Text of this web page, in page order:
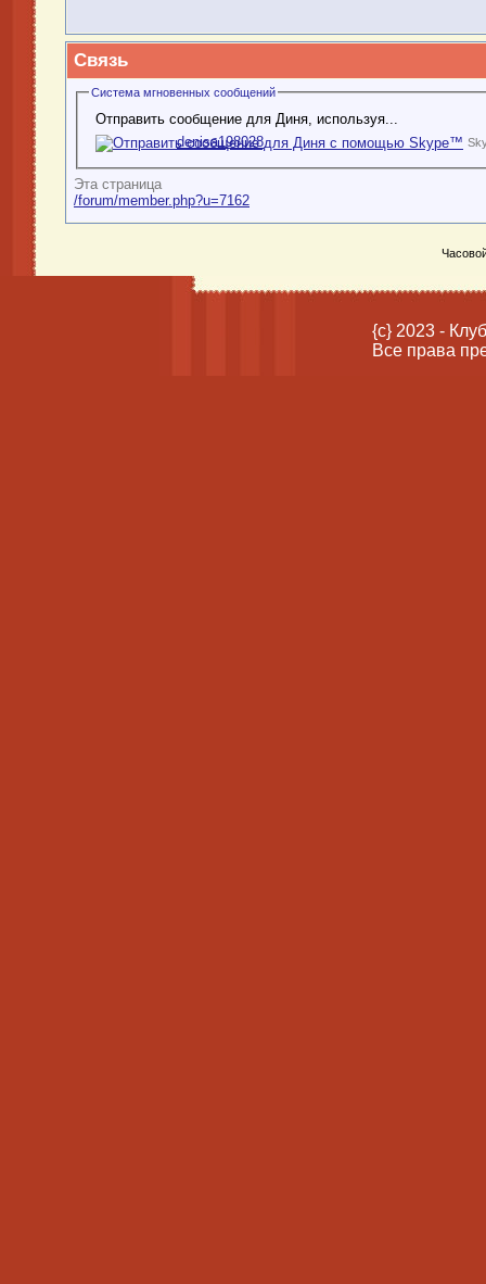
Связь
Система мгновенных сообщений
Отправить сообщение для Диня, используя...
denisa198028
Эта страница
/forum/member.php?u=7162
{c} 2023 -
Все права